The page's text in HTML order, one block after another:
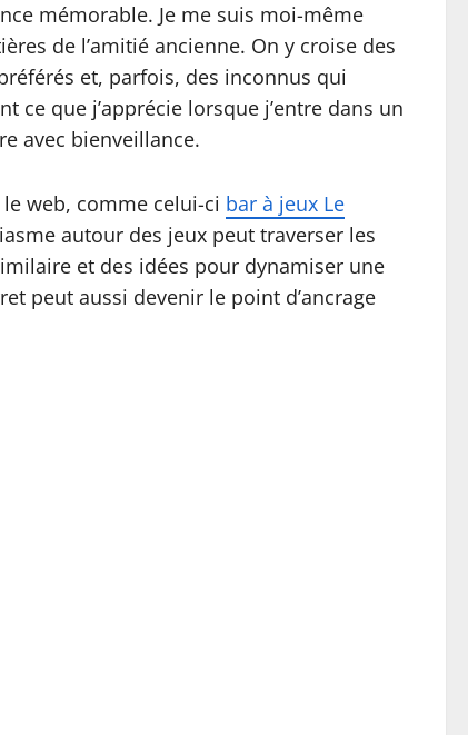
mémorable. Je me suis moi-même
de l’amitié ancienne. On y croise des
et, parfois, des inconnus qui
ce que j’apprécie lorsque j’entre dans un
avec bienveillance.
web, comme celui-ci bar à jeux Le
autour des jeux peut traverser les
et des idées pour dynamiser une
peut aussi devenir le point d’ancrage